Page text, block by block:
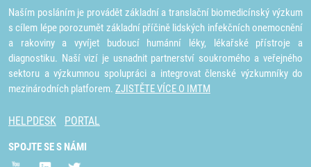
Naším posláním je provádět základní a translační biomedicínský výzkum
s cílem lépe porozumět základní příčině lidských infekčních onemocnění
a rakoviny a vyvíjet budoucí humánní léky, lékařské přístroje a
diagnostiku. Naší vizí je usnadnit partnerství soukromého a veřejného
sektoru a výzkumnou spolupráci a integrovat členské výzkumníky do
mezinárodních platforem. ZJISTĚTE VÍCE O IMTM
HELPDESK PORTAL
SPOJTE SE S NÁMI